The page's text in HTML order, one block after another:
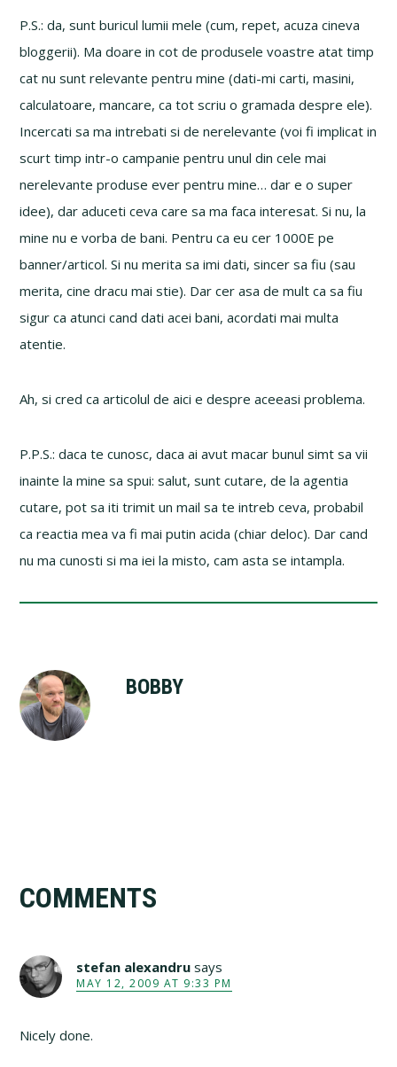
P.S.: da, sunt buricul lumii mele (cum, repet, acuza cineva
bloggerii). Ma doare in cot de produsele voastre atat timp
cat nu sunt relevante pentru mine (dati-mi carti, masini,
calculatoare, mancare, ca tot scriu o gramada despre ele).
Incercati sa ma intrebati si de nerelevante (voi fi implicat in
scurt timp intr-o campanie pentru unul din cele mai
nerelevante produse ever pentru mine… dar e o super
idee), dar aduceti ceva care sa ma faca interesat. Si nu, la
mine nu e vorba de bani. Pentru ca eu cer 1000E pe
banner/articol. Si nu merita sa imi dati, sincer sa fiu (sau
merita, cine dracu mai stie). Dar cer asa de mult ca sa fiu
sigur ca atunci cand dati acei bani, acordati mai multa
atentie.
Ah, si cred ca articolul de aici e despre aceeasi problema.
P.P.S.: daca te cunosc, daca ai avut macar bunul simt sa vii
inainte la mine sa spui: salut, sunt cutare, de la agentia
cutare, pot sa iti trimit un mail sa te intreb ceva, probabil
ca reactia mea va fi mai putin acida (chiar deloc). Dar cand
nu ma cunosti si ma iei la misto, cam asta se intampla.
BOBBY
Interactions
COMMENTS
stefan alexandru says
MAY 12, 2009 AT 9:33 PM
Nicely done.